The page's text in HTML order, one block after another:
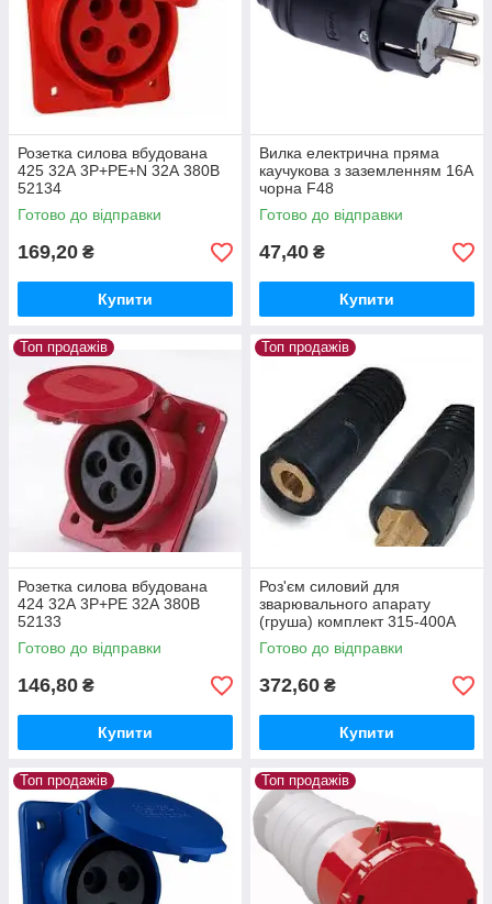
Розетка силова вбудована
425 32А 3Р+РЕ+N 32А 380В
52134
Готово до відправки
169,20 ₴
Купити
Вилка електрична пряма
каучукова з заземленням 16А
чорна F48
Готово до відправки
47,40 ₴
Купити
Топ продажів
Розетка силова вбудована
424 32А 3Р+РЕ 32А 380В
52133
Готово до відправки
146,80 ₴
Купити
Топ продажів
Роз'єм силовий для
зварювального апарату
(груша) комплект 315-400А
ST835
Готово до відправки
372,60 ₴
Купити
Топ продажів Топ продажів